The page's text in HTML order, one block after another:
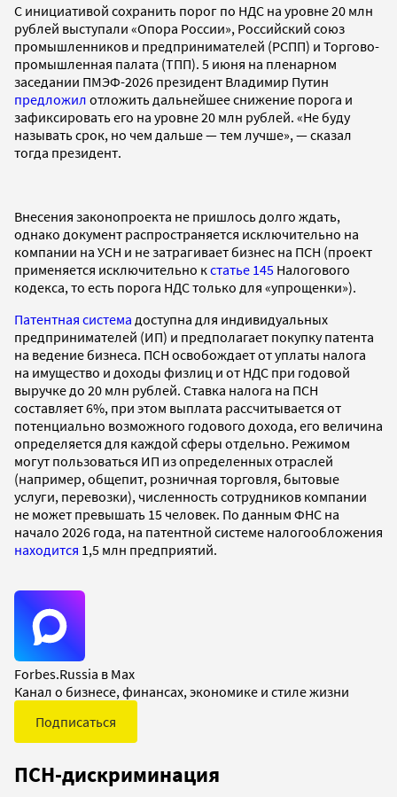
С инициативой сохранить порог по НДС на уровне 20 млн
рублей выступали «Опора России», Российский союз
промышленников и предпринимателей (РСПП) и Торгово-
промышленная палата (ТПП). 5 июня на пленарном
заседании ПМЭФ-2026 президент Владимир Путин
предложил отложить дальнейшее снижение порога и
зафиксировать его на уровне 20 млн рублей. «Не буду
называть срок, но чем дальше — тем лучше», — сказал
тогда президент.
Внесения законопроекта не пришлось долго ждать,
однако документ распространяется исключительно на
компании на УСН и не затрагивает бизнес на ПСН (проект
применяется исключительно кстатье 145 Налогового
кодекса, то есть порога НДС только для «упрощенки»).
Патентная система доступна для индивидуальных
предпринимателей (ИП) и предполагает покупку патента
на ведение бизнеса. ПСН освобождает от уплаты налога
на имущество и доходы физлиц и от НДС при годовой
выручке до 20 млн рублей. Ставка налога на ПСН
составляет 6%, при этом выплата рассчитывается от
потенциально возможного годового дохода, его величина
определяется для каждой сферы отдельно. Режимом
могут пользоваться ИП из определенных отраслей
(например, общепит, розничная торговля, бытовые
услуги, перевозки), численность сотрудников компании
не может превышать 15 человек. По данным ФНС на
начало 2026 года, на патентной системе налогообложения
находится 1,5 млн предприятий.
Forbes.Russia в Max
Канал о бизнесе, финансах, экономике и стиле жизни
Подписаться
ПСН-дискриминация